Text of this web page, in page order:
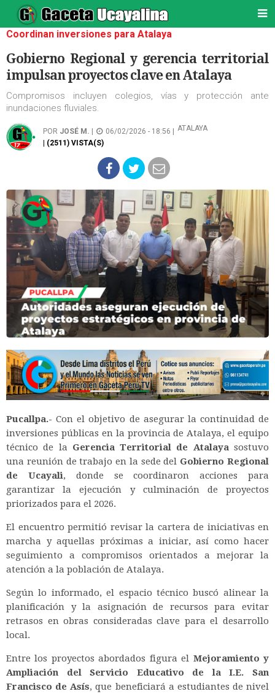
Coordinan inversiones para Atalaya
Gobierno Regional y gerencia territorial
impulsan proyectos clave en Atalaya
Compromisos incluyen colegios, vías y protección ante
inundaciones fluviales.
POR JOSÉ M. 06/02/2026 - 18:56 |
ATALAYA
| (2511) VISTA(S)
Pucallpa.- Con el objetivo de asegurar la continuidad de
inversiones públicas en la provincia de Atalaya, el equipo
técnico de la Gerencia Territorial de Atalayasostuvo
una reunión de trabajo en la sede del Gobierno Regional
de Ucayali, donde se coordinaron acciones para
garantizar la ejecución y culminación de proyectos
priorizados para el 2026.
El encuentro permitió revisar la cartera de iniciativas en
marcha y aquellas próximas a iniciar, así como hacer
seguimiento a compromisos orientados a mejorar la
atención a la población de Atalaya.
Según lo informado, el espacio técnico buscó alinear la
planificación y la asignación de recursos para evitar
retrasos en obras consideradas clave para el desarrollo
local.
Entre los proyectos abordados figura el Mejoramiento y
Ampliación del Servicio Educativo de la I.E. San
Francisco de Asís, que beneficiará a estudiantes de nivel